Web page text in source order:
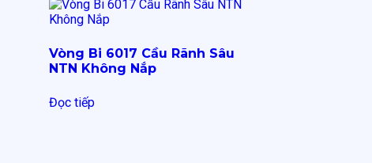
Vòng Bi 6017 Cầu Rãnh Sâu
NTN Không Nắp
Đọc tiếp